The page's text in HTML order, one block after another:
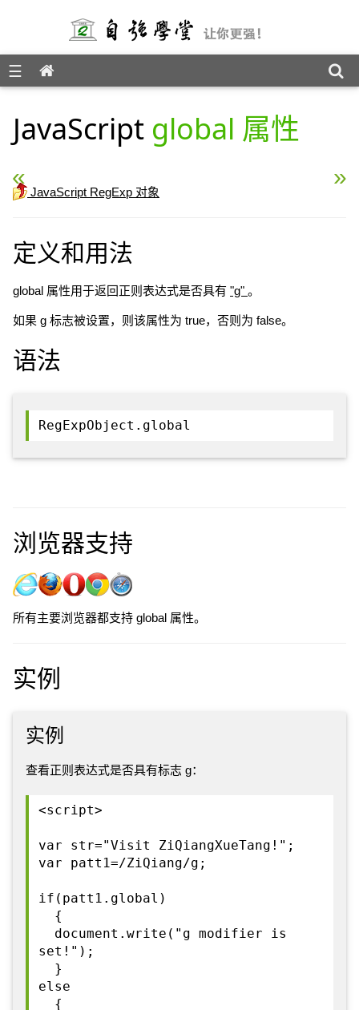
☰
JavaScript global 属性
« JavaScript ignoreCase 属性 RegExp g 修饰符 »
JavaScript RegExp 对象
定义和用法
global 属性用于返回正则表达式是否具有 "g" 。
如果 g 标志被设置，则该属性为 true，否则为 false。
语法
RegExpObject.global
浏览器支持
所有主要浏览器都支持 global 属性。
实例
实例
查看正则表达式是否具有标志 g：
<script>
var str="Visit ZiQiangXueTang!";
var patt1=/ZiQiang/g;
if(patt1.global)
{
document.write("g modifier is
set!");
}
else
{